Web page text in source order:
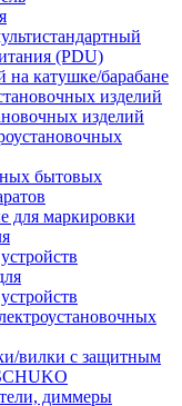
(PDU)
на катушке/барабане
изделий
бытовых
для маркировки
вилки с защитным